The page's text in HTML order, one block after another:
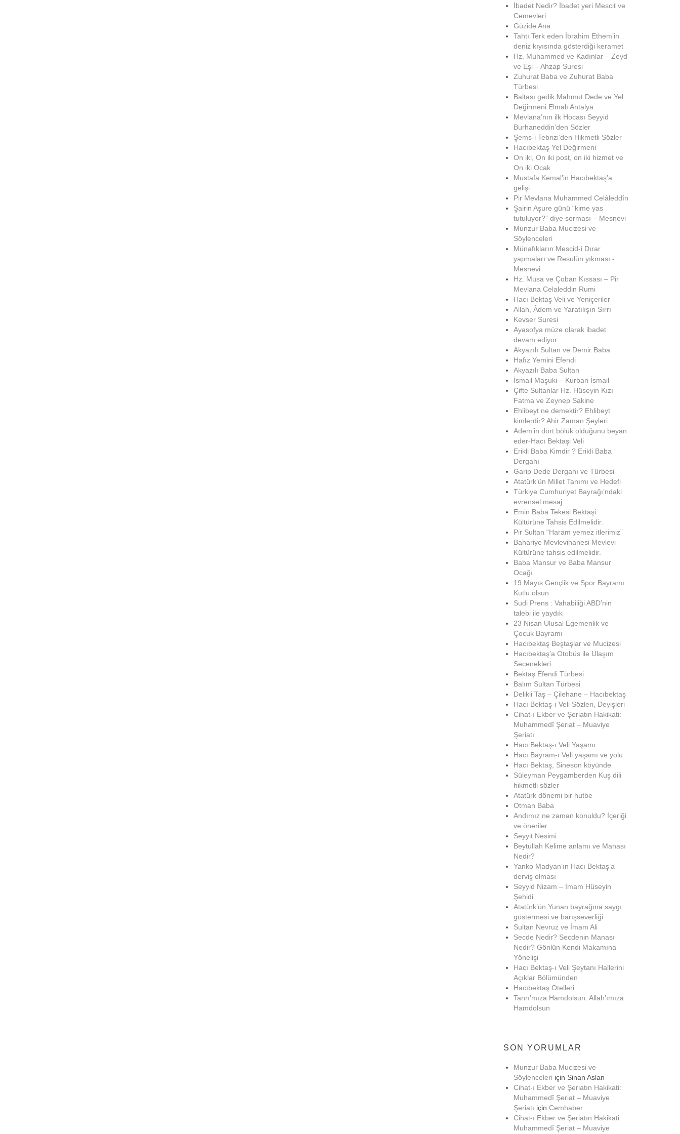
İbadet Nedir? İbadet yeri Mescit ve
Cemevleri
Güzide Ana
Tahtı Terk eden İbrahim Ethem’in
deniz kıyısında gösterdiği keramet
Hz. Muhammed ve Kadınlar – Zeyd
ve Eşi – Ahzap Suresi
Zuhurat Baba ve Zuhurat Baba
Türbesi
Baltası gedik Mahmut Dede ve Yel
Değirmeni Elmalı Antalya
Mevlana’nın ilk Hocası Seyyid
Burhaneddin’den Sözler
Şems-i Tebrizi’den Hikmetli Sözler
Hacıbektaş Yel Değirmeni
On iki, On iki post, on iki hizmet ve
On iki Ocak
Mustafa Kemal’in Hacıbektaş’a
gelişi
Pir Mevlana Muhammed Celâleddîn
Şairin Aşure günü “kime yas
tutuluyor?” diye sorması – Mesnevi
Munzur Baba Mucizesi ve
Söylenceleri
Münafıkların Mescid-i Dırar
yapmaları ve Resulün yıkması -
Mesnevi
Hz. Musa ve Çoban Kıssası – Pir
Mevlana Celaleddin Rumi
Hacı Bektaş Veli ve Yeniçeriler
Allah, Âdem ve Yaratılışın Sırrı
Kevser Suresi
Ayasofya müze olarak ibadet
devam ediyor
Akyazılı Sultan ve Demir Baba
Hafız Yemini Efendi
Akyazılı Baba Sultan
İsmail Maşuki – Kurban İsmail
Çifte Sultanlar Hz. Hüseyin Kızı
Fatma ve Zeynep Sakine
Ehlibeyt ne demektir? Ehlibeyt
kimlerdir? Ahir Zaman Şeyleri
Adem’in dört bölük olduğunu beyan
eder-Hacı Bektaşi Veli
Erikli Baba Kimdir ? Erikli Baba
Dergahı
Garip Dede Dergahı ve Türbesi
Atatürk’ün Millet Tanımı ve Hedefi
Türkiye Cumhuriyet Bayrağı’ndaki
evrensel mesaj
Emin Baba Tekesi Bektaşi
Kültürüne Tahsis Edilmelidir.
Pir Sultan “Haram yemez itlerimiz”
Bahariye Mevlevihanesi Mevlevi
Kültürüne tahsis edilmelidir.
Baba Mansur ve Baba Mansur
Ocağı
19 Mayıs Gençlik ve Spor Bayramı
Kutlu olsun
Sudi Prens : Vahabiliği ABD’nin
talebi ile yaydık
23 Nisan Ulusal Egemenlik ve
Çocuk Bayramı
Hacıbektaş Beştaşlar ve Mucizesi
Hacıbektaş’a Otobüs ile Ulaşım
Secenekleri
Bektaş Efendi Türbesi
Balım Sultan Türbesi
Delikli Taş – Çilehane – Hacıbektaş
Hacı Bektaş-ı Veli Sözleri, Deyişleri
Cihat-ı Ekber ve Şeriatın Hakikati:
Muhammedî Şeriat – Muaviye
Şeriatı
Hacı Bektaş-ı Veli Yaşamı
Hacı Bayram-ı Veli yaşamı ve yolu
Hacı Bektaş, Sineson köyünde
Süleyman Peygamberden Kuş dili
hikmetli sözler
Atatürk dönemi bir hutbe
Otman Baba
Andımız ne zaman konuldu? İçeriği
ve öneriler
Seyyit Nesimi
Beytullah Kelime anlamı ve Manası
Nedir?
Yanko Madyan’ın Hacı Bektaş’a
derviş olması
Seyyid Nizam – İmam Hüseyin
Şehidi
Atatürk’ün Yunan bayrağına saygı
göstermesi ve barışseverliği
Sultan Nevruz ve İmam Ali
Secde Nedir? Secdenin Manası
Nedir? Gönlün Kendi Makamına
Yönelişi
Hacı Bektaş-ı Veli Şeytanı Hallerini
Açıklar Bölümünden
Hacıbektaş Otelleri
Tanrı’mıza Hamdolsun. Allah’ımıza
Hamdolsun
SON YORUMLAR
Munzur Baba Mucizesi ve
Söylenceleri için Sinan Aslan
Cihat-ı Ekber ve Şeriatın Hakikati:
Muhammedî Şeriat – Muaviye
Şeriatı için Cemhaber
Cihat-ı Ekber ve Şeriatın Hakikati:
Muhammedî Şeriat – Muaviye